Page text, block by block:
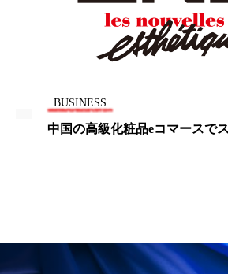
フィトレチノー
フレグランス 冬 プロンプト
BUSINESS
中国の高級化粧品eコマースで